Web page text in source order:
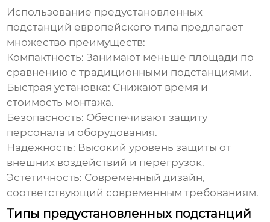
Использование предустановленных
подстанций европейского типа предлагает
множество преимуществ:
Компактность: Занимают меньше площади по
сравнению с традиционными подстанциями.
Быстрая установка: Снижают время и
стоимость монтажа.
Безопасность: Обеспечивают защиту
персонала и оборудования.
Надежность: Высокий уровень защиты от
внешних воздействий и перегрузок.
Эстетичность: Современный дизайн,
соответствующий современным требованиям.
Типы предустановленных подстанций